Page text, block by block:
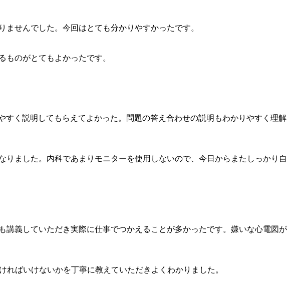
せんでした。今回はとても分かりやすかったです。
のがとてもよかったです。
く説明してもらえてよかった。問題の答え合わせの説明もわかりやすく理解
ました。内科であまりモニターを使用しないので、今日からまたしっかり自
義していただき実際に仕事でつかえることが多かったです。嫌いな心電図が
ばいけないかを丁寧に教えていただきよくわかりました。